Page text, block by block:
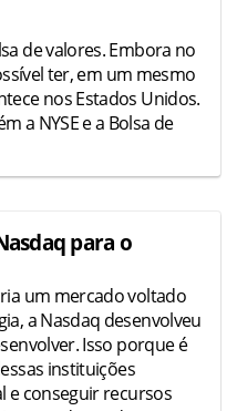
de valores. Embora no
ter, em um mesmo
nos Estados Unidos.
a NYSE e a Bolsa de
para o
um mercado voltado
a Nasdaq desenvolveu
Isso porque é
instituições
e conseguir recursos